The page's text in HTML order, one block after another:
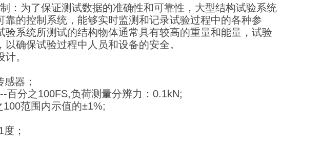
：为了保证测试数据的准确性和可靠性，大型结构试验系统
的控制系统，能够实时监测和记录试验过程中的各种参
系统所测试的结构物体通常具有较高的重量和能量，试验
确保试验过程中人员和设备的安全。
。
器；
百分之100FS,负荷测量分辨力：0.1kN;
范围内示值的±1%;
；